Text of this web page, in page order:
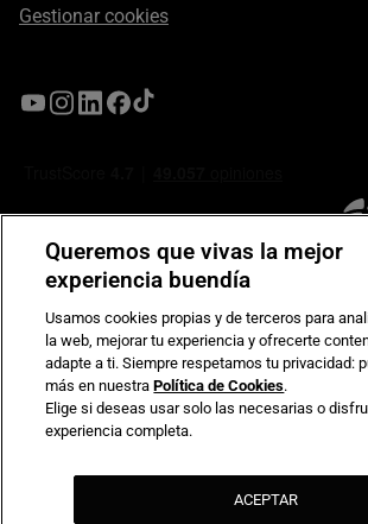
Gestionar cookies
Compromiso de seguridad en pagos
Queremos que vivas la mejor
experiencia buendía
Usamos cookies propias y de terceros para
la web, mejorar tu experiencia y ofrecerte
adapte a ti. Siempre respetamos tu privacidad:
más en nuestraPolítica de Cookies.
Elige si deseas usar solo las necesarias o
experiencia completa.
ACEPTAR